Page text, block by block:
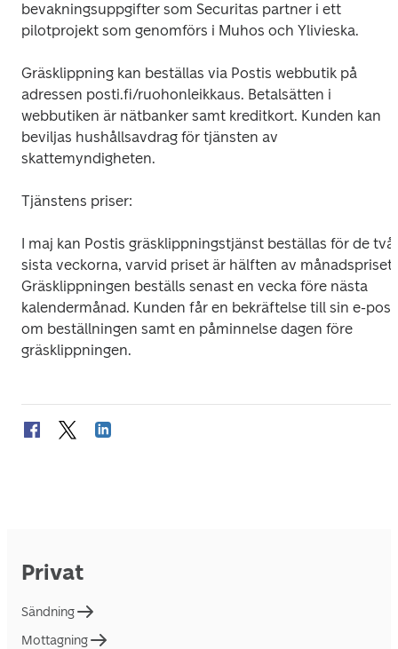
bevakningsuppgifter som Securitas partner i ett
pilotprojekt som genomförs i Muhos och Ylivieska.
Gräsklippning kan beställas via Postis webbutik på
adressen posti.fi/ruohonleikkaus. Betalsätten i
webbutiken är nätbanker samt kreditkort. Kunden kan
beviljas hushållsavdrag för tjänsten av
skattemyndigheten.
Tjänstens priser:
I maj kan Postis gräsklippningstjänst beställas för de två
sista veckorna, varvid priset är hälften av månadspriset.
Gräsklippningen beställs senast en vecka före nästa
kalendermånad. Kunden får en bekräftelse till sin e-post
om beställningen samt en påminnelse dagen före
gräsklippningen.
Privat
Sändning
Mottagning